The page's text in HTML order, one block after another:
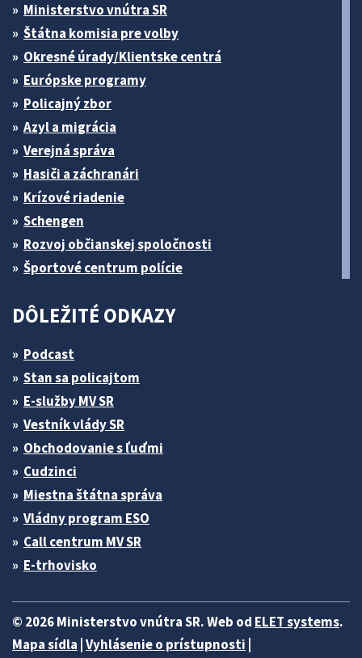
Ministerstvo vnútra SR
Štátna komisia pre volby
Okresné úrady/Klientske centrá
Európske programy
Policajný zbor
Azyl a migrácia
Verejná správa
Hasiči a záchranári
Krízové riadenie
Schengen
Rozvoj občianskej spoločnosti
Športové centrum polície
DÔLEŽITÉ ODKAZY
Podcast
Stan sa policajtom
E-služby MV SR
Vestník vlády SR
Obchodovanie s ľuďmi
Cudzinci
Miestna štátna správa
Vládny program ESO
Call centrum MV SR
E-trhovisko
© 2026 Ministerstvo vnútra SR. Web od ELET systems.
Mapa sídla Vyhlásenie o prístupnosti